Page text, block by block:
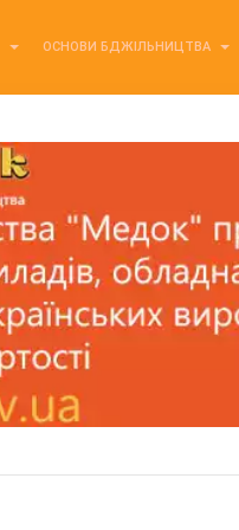
ОСНОВИ БДЖІЛЬНИЦТВА